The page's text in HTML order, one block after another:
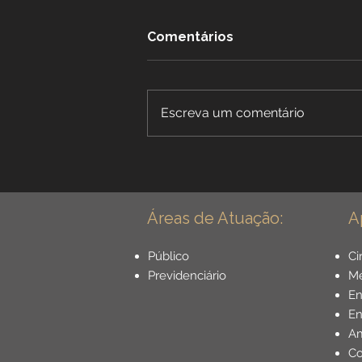
Especial para Cirurgião
Dentista - Guia Completo
Comentários
Escreva um comentário
Áreas de Atuação:
Público
Previdenciário